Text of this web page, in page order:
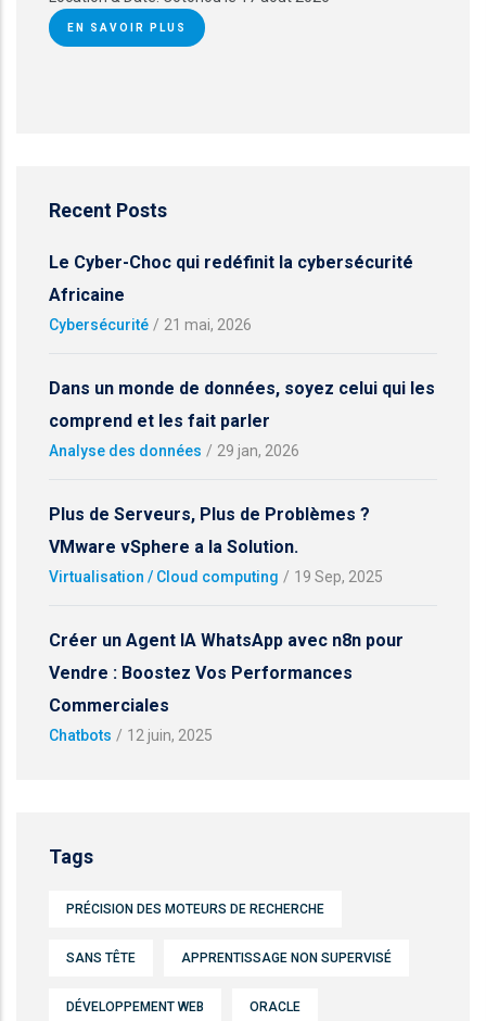
EN SAVOIR PLUS
Recent Posts
Le Cyber-Choc qui redéfinit la cybersécurité
Africaine
Cybersécurité / 21 mai, 2026
Dans un monde de données, soyez celui qui les
comprend et les fait parler
Analyse des données / 29 jan, 2026
Plus de Serveurs, Plus de Problèmes ?
VMware vSphere a la Solution.
Virtualisation / Cloud computing / 19 Sep, 2025
Créer un Agent IA WhatsApp avec n8n pour
Vendre : Boostez Vos Performances
Commerciales
Chatbots / 12 juin, 2025
Tags
PRÉCISION DES MOTEURS DE RECHERCHE
SANS TÊTE APPRENTISSAGE NON SUPERVISÉ
DÉVELOPPEMENT WEB ORACLE